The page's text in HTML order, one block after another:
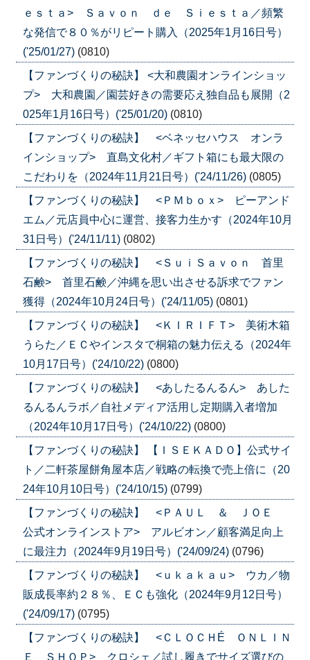
ｅｓｔａ> Ｓａｖｏｎ ｄｅ Ｓｉｅｓｔａ／頻繁
な発信で８０％がリピート購入（2025年1月16日号）
('25/01/27) (0810)
【ファンづくりの秘訣】 <大和農園オンラインショッ
プ> 大和農園／園芸好きの需要応え独自品も展開（2
025年1月16日号）('25/01/20) (0810)
【ファンづくりの秘訣】 <ベネッセハウス オンラ
インショップ> 直島文化村／ギフト箱にも最大限の
こだわりを（2024年11月21日号）('24/11/26) (0805)
【ファンづくりの秘訣】 <ＰＭｂｏｘ> ピーアンド
エム／元店員中心に運営、接客力生かす（2024年10月
31日号）('24/11/11) (0802)
【ファンづくりの秘訣】 <ＳｕｉＳａｖｏｎ 首里
石鹸> 首里石鹸／沖縄を思い出させる訴求でファン
獲得（2024年10月24日号）('24/11/05) (0801)
【ファンづくりの秘訣】 <ＫＩＲＩＦＴ> 美術木箱
うらた／ＥＣやインスタで桐箱の魅力伝える（2024年
10月17日号）('24/10/22) (0800)
【ファンづくりの秘訣】 <あしたるんるん> あした
るんるんラボ／自社メディア活用し定期購入者増加
（2024年10月17日号）('24/10/22) (0800)
【ファンづくりの秘訣】 【ＩＳＥＫＡＤＯ】公式サイ
ト／二軒茶屋餅角屋本店／戦略の転換で売上倍に（20
24年10月10日号）('24/10/15) (0799)
【ファンづくりの秘訣】 <ＰＡＵＬ ＆ ＪＯＥ
公式オンラインストア> アルビオン／顧客満足向上
に最注力（2024年9月19日号）('24/09/24) (0796)
【ファンづくりの秘訣】 <ｕｋａｋａｕ> ウカ／物
販成長率約２８％、ＥＣも強化（2024年9月12日号）
('24/09/17) (0795)
【ファンづくりの秘訣】 <ＣＬＯＣＨÉ ＯＮＬＩＮ
Ｅ ＳＨＯＰ> クロシェ／試し履きでサイズ選びの